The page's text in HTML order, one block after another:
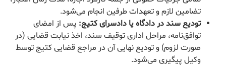
تضامین لازم و تعهدات طرفین انجام می‌شود.
تودیع سند در دادگاه یا دادسرای کتیج: پس از امضای
توافق‌نامه، مراحل اداری توقیف سند، اخذ نیابت قضایی (در
صورت لزوم) و تودیع نهایی آن در مراجع قضایی کتیج توسط
وکیل پیگیری می‌شود.